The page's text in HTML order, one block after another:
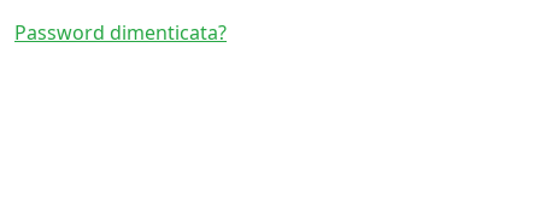
Password dimenticata?